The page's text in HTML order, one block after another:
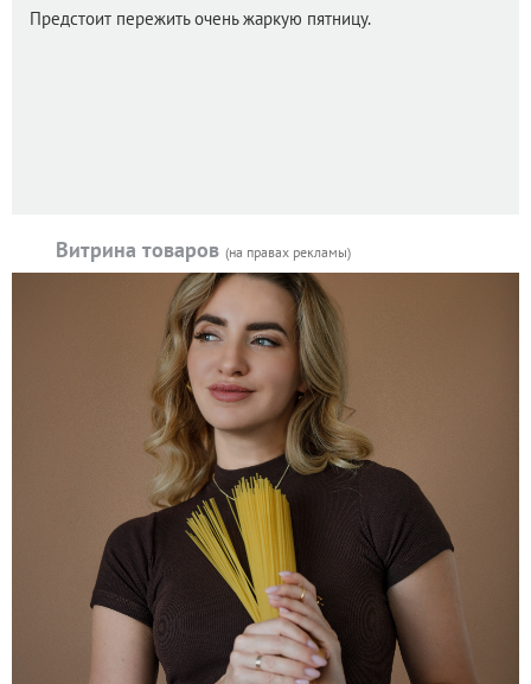
Предстоит пережить очень жаркую пятницу.
Витрина товаров (на правах рекламы)